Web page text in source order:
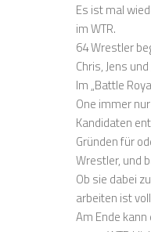
Es ist mal
im WTR.
64 Wrestler
Chris, Jens
Im „Battle
One immer
Kandidaten
Gründen für
Wrestler, und
Ob sie dabei
arbeiten ist
Am Ende